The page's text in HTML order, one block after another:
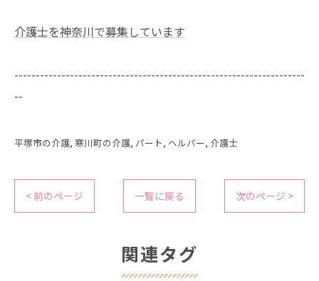
介護士を神奈川で募集しています
--------------------------------------------------------------------
--
平塚市の介護 寒川町の介護 パート ヘルパー 介護士
< 前のページ 一覧に戻る 次のページ >
関連タグ